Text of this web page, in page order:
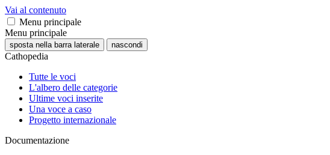
Vai al contenuto
Menu principale
Menu principale
sposta nella barra laterale nascondi
Cathopedia
Tutte le voci
L'albero delle categorie
Ultime voci inserite
Una voce a caso
Progetto internazionale
Documentazione